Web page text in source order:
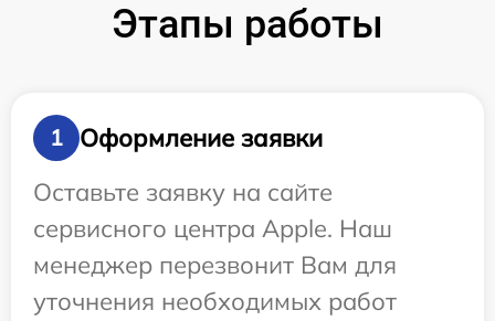
Этапы работы
1
Оформление заявки
Оставьте заявку на сайте
сервисного центра Apple. Наш
менеджер перезвонит Вам для
уточнения необходимых работ